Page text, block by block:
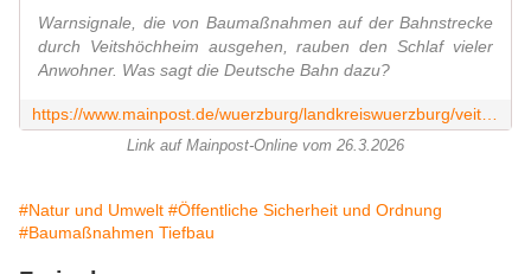
Warnsignale, die von Baumaßnahmen auf der Bahnstrecke
durch Veitshöchheim ausgehen, rauben den Schlaf vieler
Anwohner. Was sagt die Deutsche Bahn dazu?
https://www.mainpost.de/wuerzburg/landkreiswuerzburg/veitshoechheim-schlaflose-naechte-in-veitshoechheim-was-hat-es-mit-den-lauten-warnsignalen-auf-sich-113745114
Link auf Mainpost-Online vom 26.3.2026
#Natur und Umwelt #Öffentliche Sicherheit und Ordnung
#Baumaßnahmen Tiefbau